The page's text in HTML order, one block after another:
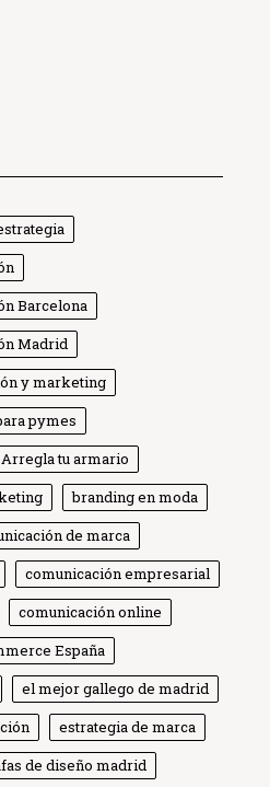
Barcelona
Madrid
y marketing
pymes
Arregla tu armario
branding en moda
de marca
comunicación empresarial
comunicación online
España
el mejor gallego de madrid
estrategia de marca
de diseño madrid